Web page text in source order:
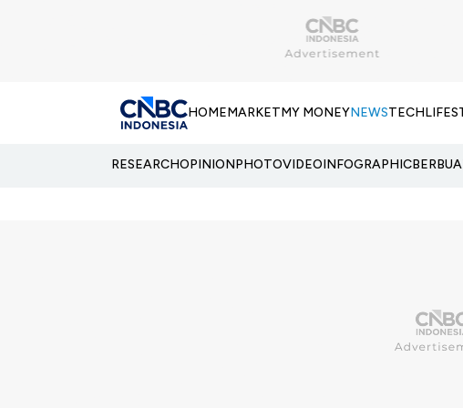
HOMEMARKETMY MONEYNEWSTECH
RESEARCHOPINIONPHOTOVIDEOINFOGRAPHIC